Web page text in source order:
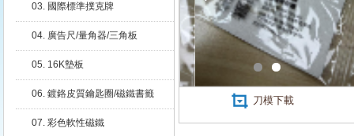
03. 國際標準撲克牌
04. 廣告尺/量角器/三角板
05. 16K墊板
06. 鍍鉻皮質鑰匙圈/磁鐵書籤
07. 彩色軟性磁鐵
刀模下載